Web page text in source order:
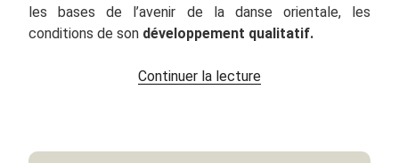
les bases de l’avenir de la danse orientale, les
conditions de son développement qualitatif.
Continuer la lecturede